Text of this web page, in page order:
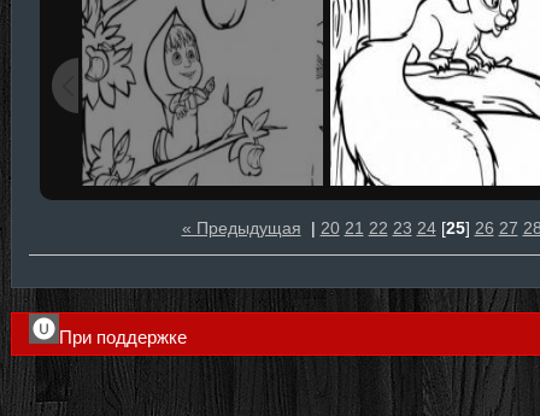
« Предыдущая | 20 21 22 23 24[25] 26 27
При поддержке